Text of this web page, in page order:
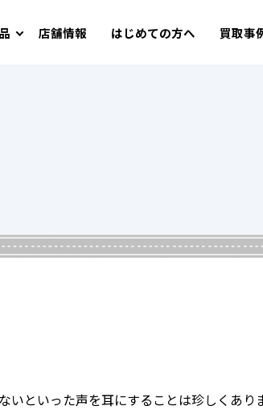
店舗情報 はじめての方へ 買取事
いといった声を耳にすることは珍しくあり